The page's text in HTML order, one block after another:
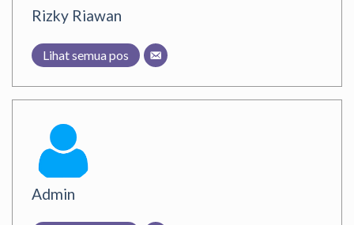
Rizky Riawan
Lihat semua pos
Admin